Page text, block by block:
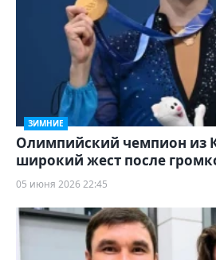
ЗИМНИЕ
Олимпийский чемпион из
широкий жест после
05 июня 2026 22:45